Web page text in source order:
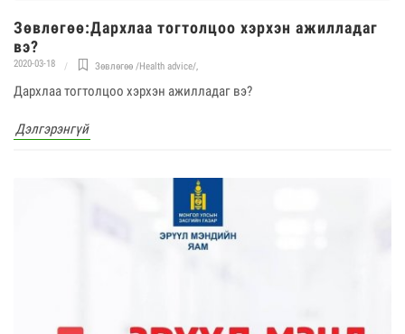
Зөвлөгөө:Дархлаа тогтолцоо хэрхэн ажилладаг
вэ?
2020-03-18 Зөвлөгөө /Health advice/,
Дархлаа тогтолцоо хэрхэн ажилладаг вэ?
Дэлгэрэнгүй